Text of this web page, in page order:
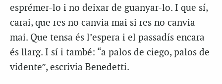
esprémer-lo i no deixar de guanyar-lo. I que sí,
carai, que res no canvia mai si res no canvia
mai. Que tensa és l’espera i el passadís encara
és llarg. I sí i també: “a palos de ciego, palos de
vidente”, escrivia Benedetti.